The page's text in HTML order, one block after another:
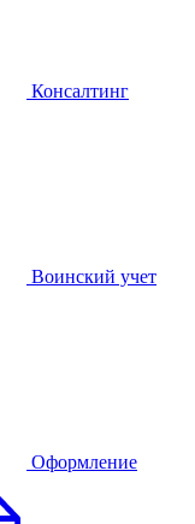
Консалтинг
Воинский учет
Оформление